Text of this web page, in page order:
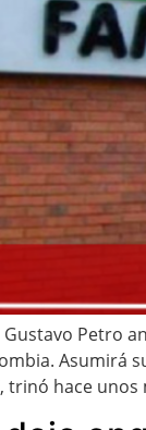
Petro
Asumirá
trinó hace unos